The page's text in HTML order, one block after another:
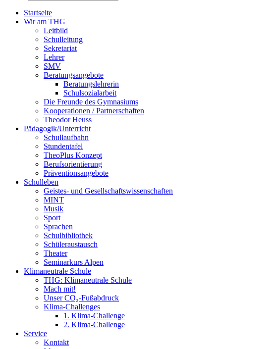
Startseite
Wir am THG
Leitbild
Schulleitung
Sekretariat
Lehrer
SMV
Beratungsangebote
Beratungslehrerin
Schulsozialarbeit
Die Freunde des Gymnasiums
Kooperationen / Partnerschaften
Theodor Heuss
Pädagogik/Unterricht
Schullaufbahn
Stundentafel
TheoPlus Konzept
Berufsorientierung
Präventionsangebote
Schulleben
Geistes- und Gesellschaftswissenschaften
MINT
Musik
Sport
Sprachen
Schulbibliothek
Schüleraustausch
Theater
Seminarkurs Alpen
Klimaneutrale Schule
THG: Klimaneutrale Schule
Mach mit!
Unser CO₂-Fußabdruck
Klima-Challenges
1. Klima-Challenge
2. Klima-Challenge
Service
Kontakt